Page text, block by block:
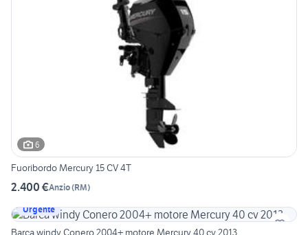
6
Fuoribordo Mercury 15 CV 4T
2.400 €Anzio(RM)
Urgente
Barca windy Conero 2004+ motore Mercury 40 cv 2013